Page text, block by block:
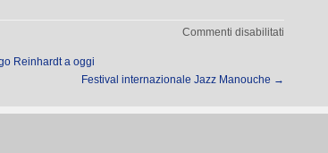
Commenti disabilitati
Reinhardt a oggi
Festival internazionale Jazz Manouche →